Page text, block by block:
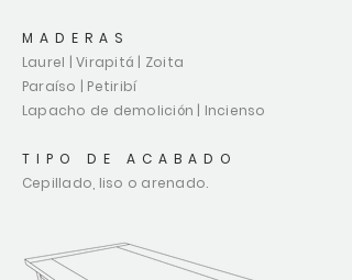
MADERAS
Laurel | Virapitá | Zoita
Paraíso | Petiribí
Lapacho de demolición | Incienso
TIPO DE ACABADO
Cepillado, liso o arenado.